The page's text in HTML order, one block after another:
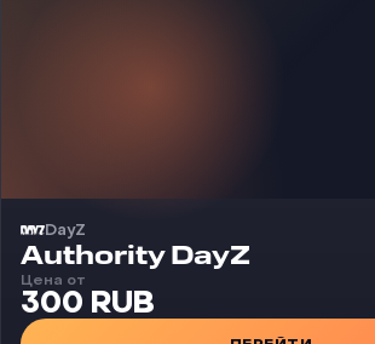
DayZ
Чит
Authority DayZ
Цена от
300 RUB